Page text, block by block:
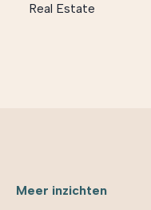
Real Estate
Meer inzichten